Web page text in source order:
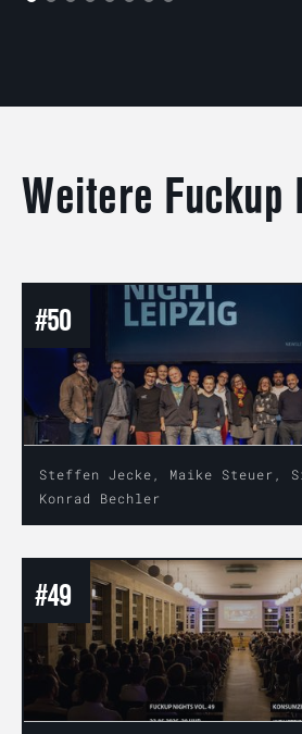
Weitere Fuckup
#50
Steffen Jecke, Maike Steuer,
Konrad Bechler
#49